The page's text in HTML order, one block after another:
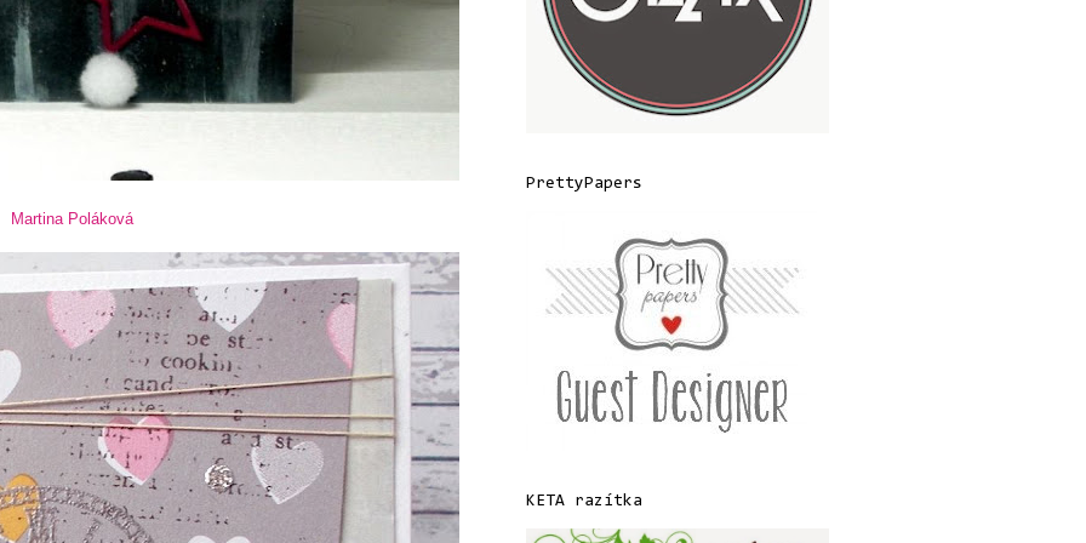
Martina Poláková
PrettyPapers
KETA razítka